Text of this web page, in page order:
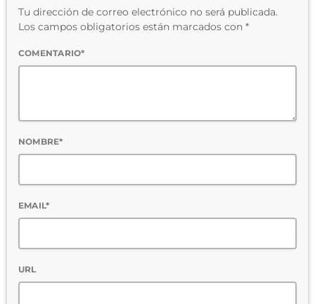
Tu dirección de correo electrónico no será publicada.
Los campos obligatorios están marcados con *
COMENTARIO*
NOMBRE*
EMAIL*
URL